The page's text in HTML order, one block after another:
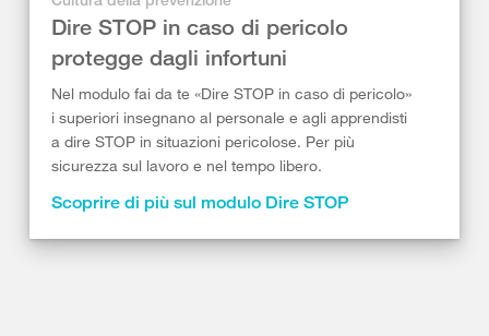
Dire STOP in caso di pericolo
protegge dagli infortuni
Nel modulo fai da te «Dire STOP in caso di pericolo»
i superiori insegnano al personale e agli apprendisti
a dire STOP in situazioni pericolose. Per più
sicurezza sul lavoro e nel tempo libero.
Scoprire di più sul modulo Dire STOP